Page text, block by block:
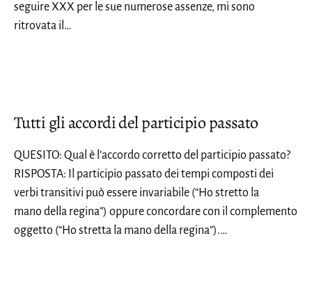
seguire XXX per le sue numerose assenze, mi sono
ritrovata il…
Tutti gli accordi del participio passato
QUESITO: Qual è l’accordo corretto del participio passato?
RISPOSTA: Il participio passato dei tempi composti dei
verbi transitivi può essere invariabile (“Ho stretto la
mano della regina”) oppure concordare con il complemento
oggetto (“Ho stretta la mano della regina”).…